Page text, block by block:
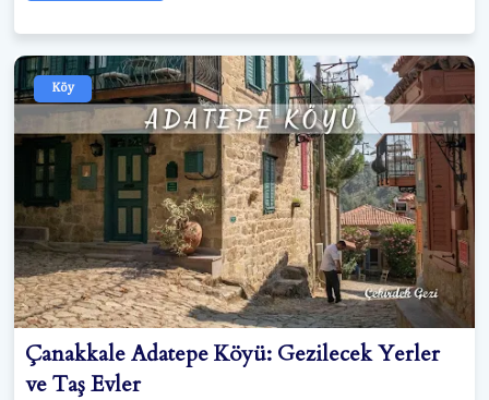
Köy
Çanakkale Adatepe Köyü: Gezilecek Yerler
ve Taş Evler